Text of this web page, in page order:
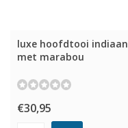
luxe hoofdtooi indiaan
met marabou
€30,95